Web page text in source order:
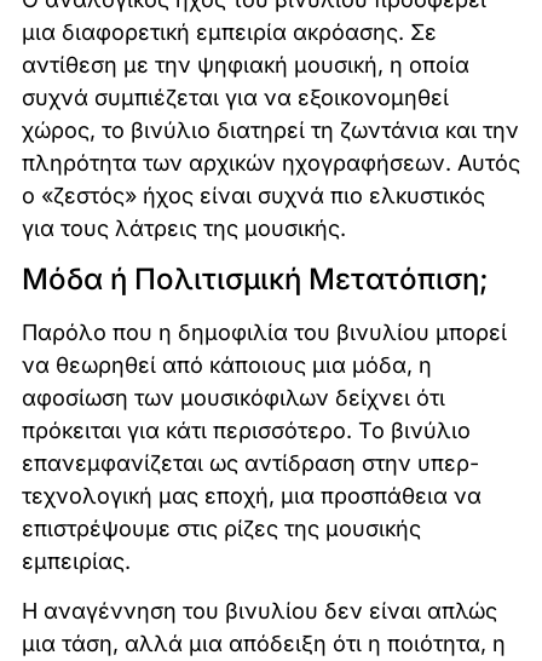
μια διαφορετική εμπειρία ακρόασης. Σε
αντίθεση με την ψηφιακή μουσική, η οποία
συχνά συμπιέζεται για να εξοικονομηθεί
χώρος, το βινύλιο διατηρεί τη ζωντάνια και την
πληρότητα των αρχικών ηχογραφήσεων. Αυτός
ο «ζεστός» ήχος είναι συχνά πιο ελκυστικός
για τους λάτρεις της μουσικής.
Μόδα ή Πολιτισμική Μετατόπιση;
Παρόλο που η δημοφιλία του βινυλίου μπορεί
να θεωρηθεί από κάποιους μια μόδα, η
αφοσίωση των μουσικόφιλων δείχνει ότι
πρόκειται για κάτι περισσότερο. Το βινύλιο
επανεμφανίζεται ως αντίδραση στην υπερ-
τεχνολογική μας εποχή, μια προσπάθεια να
επιστρέψουμε στις ρίζες της μουσικής
εμπειρίας.
Η αναγέννηση του βινυλίου δεν είναι απλώς
μια τάση, αλλά μια απόδειξη ότι η ποιότητα, η